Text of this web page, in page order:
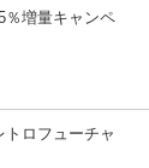
％増量キャンペ
ロフューチャ